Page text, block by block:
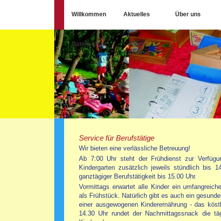
Willkommen Aktuelles Über uns
Datenschutz
Cookie-
Richtlinie
Service für Berufstätige
Wir bieten eine verlässliche Betreuung!
Ab 7:00 Uhr steht der Frühdienst zur
Kindergarten zusätzlich jeweils stündlich bis
ganztägiger Berufstätigkeit bis 15.00 Uhr.
Vormittags erwartet alle Kinder ein
als Frühstück. Natürlich gibt es auch ein
einer ausgewogenen Kinderernährung - das
14.30 Uhr rundet der Nachmittagssnack die